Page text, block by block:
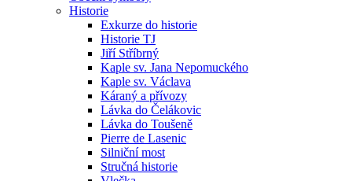
Historie
Exkurze do historie
Historie TJ
Jiří Stříbrný
Kaple sv. Jana Nepomuckého
Kaple sv. Václava
Káraný a přívozy
Lávka do Čelákovic
Lávka do Toušeně
Pierre de Lasenic
Silniční most
Stručná historie